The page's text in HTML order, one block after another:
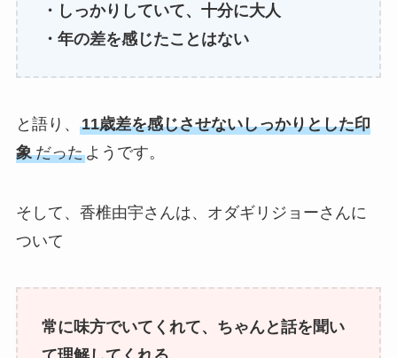
・しっかりしていて、十分に大人
・年の差を感じたことはない
と語り、 11歳差を感じさせないしっかりとした印
象 だったようです。
そして、香椎由宇さんは、オダギリジョーさんに
ついて
常に味方でいてくれて、ちゃんと話を聞い